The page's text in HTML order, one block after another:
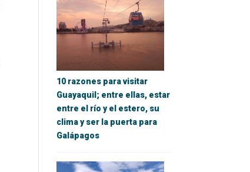
10 razones para visitar
Guayaquil; entre ellas, estar
entre el río y el estero, su
clima y ser la puerta para
Galápagos